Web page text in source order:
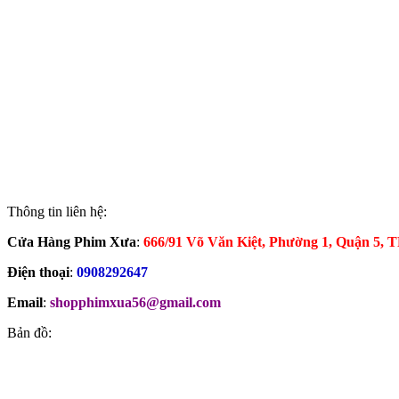
Thông tin liên hệ:
Cửa Hàng Phim Xưa: 666/91 Võ Văn Kiệt, Phường 1, Quận 5,
Điện thoại: 0908292647
Email: shopphimxua56@gmail.com
Bản đồ: